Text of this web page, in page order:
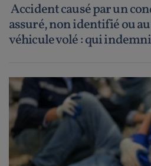
Accident causé par un
assuré, non identifié ou
véhicule volé : qui